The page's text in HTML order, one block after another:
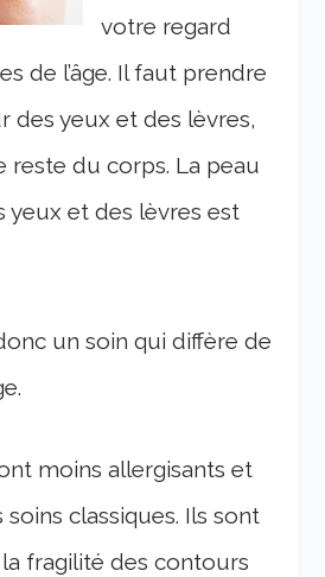
votre regard
de l’âge. Il faut prendre
des yeux et des lèvres,
reste du corps. La peau
yeux et des lèvres est
un soin qui diffère de
moins allergisants et
classiques. Ils sont
fragilité des contours